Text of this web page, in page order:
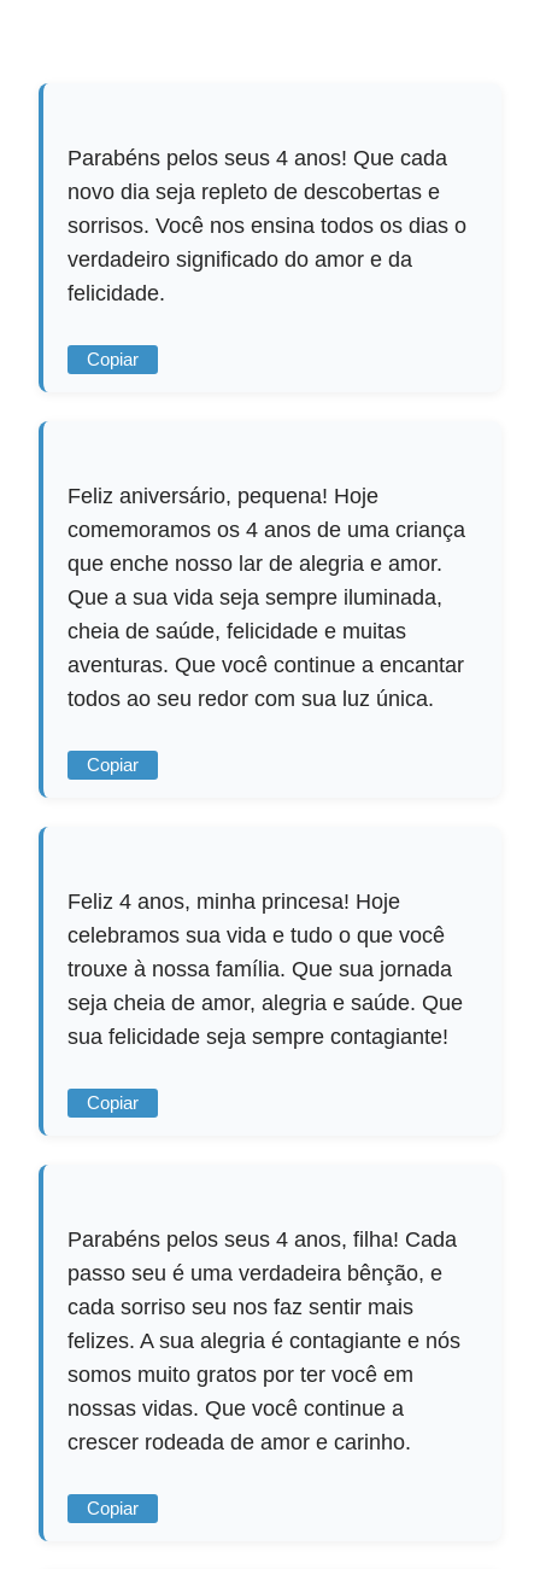
Parabéns pelos seus 4 anos! Que cada
novo dia seja repleto de descobertas e
sorrisos. Você nos ensina todos os dias o
verdadeiro significado do amor e da
felicidade.
Copiar
Feliz aniversário, pequena! Hoje
comemoramos os 4 anos de uma criança
que enche nosso lar de alegria e amor.
Que a sua vida seja sempre iluminada,
cheia de saúde, felicidade e muitas
aventuras. Que você continue a encantar
todos ao seu redor com sua luz única.
Copiar
Feliz 4 anos, minha princesa! Hoje
celebramos sua vida e tudo o que você
trouxe à nossa família. Que sua jornada
seja cheia de amor, alegria e saúde. Que
sua felicidade seja sempre contagiante!
Copiar
Parabéns pelos seus 4 anos, filha! Cada
passo seu é uma verdadeira bênção, e
cada sorriso seu nos faz sentir mais
felizes. A sua alegria é contagiante e nós
somos muito gratos por ter você em
nossas vidas. Que você continue a
crescer rodeada de amor e carinho.
Copiar